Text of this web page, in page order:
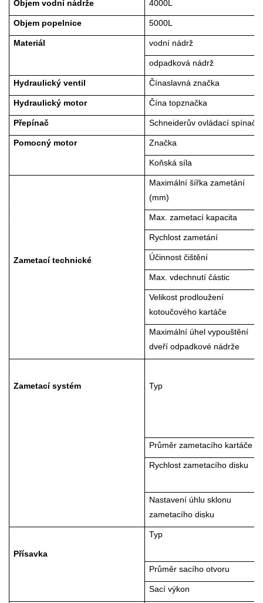
Objem vodní nádrže 4000L
Objem popelnice 5000L
Materiál vodní nádrž
odpadková nádrž
Hydraulický ventil Čínaslavná značka
Hydraulický motor Čína topznačka
Přepínač Schneiderův ovládací spínač
Pomocný motor Značka
Koňská síla
Zametací technické
Maximální šířka zametání
(mm)
Max. zametací kapacita
Rychlost zametání
Účinnost čištění
Max. vdechnutí částic
Velikost prodloužení
kotoučového kartáče
Maximální úhel vypouštění
dveří odpadkové nádrže
Zametací systém Typ
Průměr zametacího kartáče
Rychlost zametacího disku
Nastavení úhlu sklonu
zametacího disku
Přísavka
Typ
Průměr sacího otvoru
Sací výkon